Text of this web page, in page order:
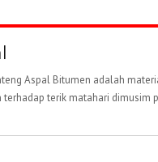
Aspal Bitumen adalah
terhadap terik matahari